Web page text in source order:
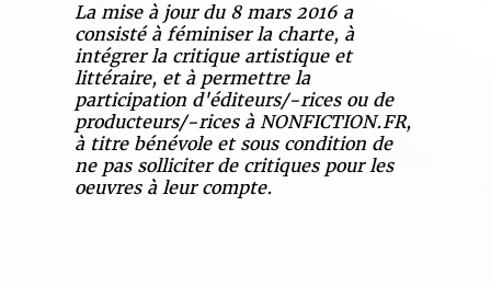
La mise à jour du 8 mars 2016 a
consisté à féminiser la charte, à
intégrer la critique artistique et
littéraire, et à permettre la
participation d'éditeurs/-rices ou de
producteurs/-rices à NONFICTION.FR,
à titre bénévole et sous condition de
ne pas solliciter de critiques pour les
oeuvres à leur compte.